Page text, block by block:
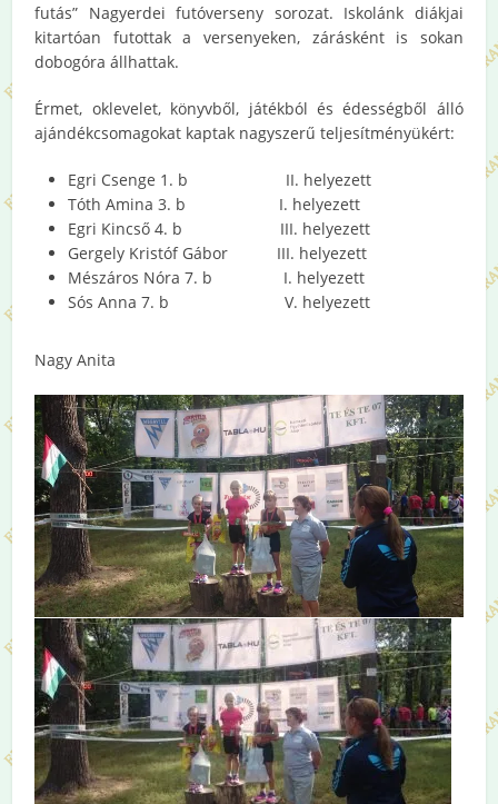
futás” Nagyerdei futóverseny sorozat. Iskolánk diákjai
kitartóan futottak a versenyeken, zárásként is sokan
dobogóra állhattak.
Érmet, oklevelet, könyvből, játékból és édességből álló
ajándékcsomagokat kaptak nagyszerű teljesítményükért:
Egri Csenge 1. b II. helyezett
Tóth Amina 3. b I. helyezett
Egri Kincső 4. b III. helyezett
Gergely Kristóf Gábor III. helyezett
Mészáros Nóra 7. b I. helyezett
Sós Anna 7. b V. helyezett
Nagy Anita